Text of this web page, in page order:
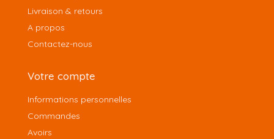
Livraison & retours
A propos
Contactez-nous
Votre compte
Informations personnelles
Commandes
Avoirs